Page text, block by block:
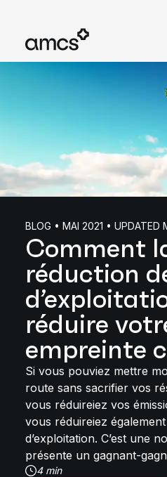
BLOG • MAI 2021 • UPDATED
Comment
réduction
réduire
empreinte
Si vous pouviez mettre
route sans sacrifier vos
vous réduireiez vos
vous réduireiez
d’exploitation. C’est une
présente un gagnant-
4 min